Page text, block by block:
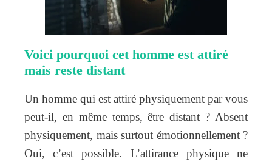
Voici pourquoi cet homme est attiré
mais reste distant
Un homme qui est attiré physiquement par vous
peut-il, en même temps, être distant ? Absent
physiquement, mais surtout émotionnellement ?
Oui, c’est possible. L’attirance physique ne